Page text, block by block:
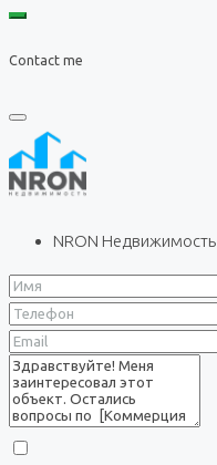
Contact me
NRON Недвижимость